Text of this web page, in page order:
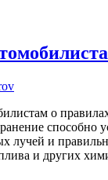
о
лучей и
и других